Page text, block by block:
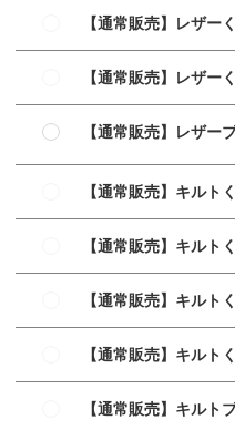
【通常販売】レザー
【通常販売】レザー
【通常販売】レザー
【通常販売】キルト
【通常販売】キルト
【通常販売】キルト
【通常販売】キルト
【通常販売】キルト